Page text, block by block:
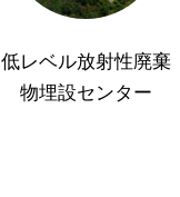
低レベル放射性廃棄
物埋設センター